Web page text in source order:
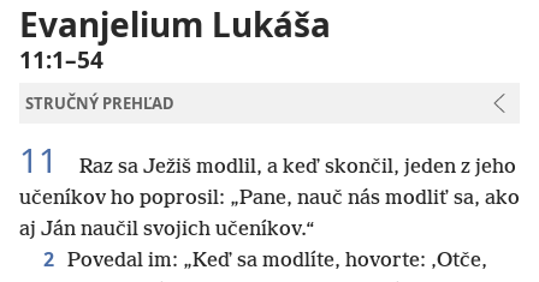
Evanjelium Lukáša
11:1–54
STRUČNÝ PREHĽAD
11
Raz sa Ježiš modlil, a keď skončil, jeden z jeho
učeníkov ho poprosil: „Pane, nauč nás modliť sa, ako
aj Ján naučil svojich učeníkov.“
2 Povedal im: „Keď sa modlíte, hovorte: ‚Otče,